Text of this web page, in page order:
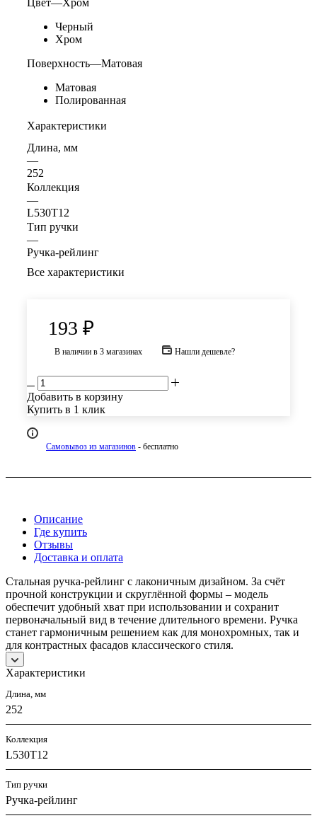
Цвет—Хром
Черный
Хром
Поверхность—Матовая
Матовая
Полированная
Характеристики
Длина, мм
—
252
Коллекция
—
L530T12
Тип ручки
—
Ручка-рейлинг
Все характеристики
193 ₽
В наличии в 3 магазинах Нашли дешевле?
Добавить в корзину
Купить в 1 клик
Самовывоз из магазинов - бесплатно
Описание
Где купить
Отзывы
Доставка и оплата
Стальная ручка-рейлинг с лаконичным дизайном. За счёт
прочной конструкции и скруглённой формы – модель
обеспечит удобный хват при использовании и сохранит
первоначальный вид в течение длительного времени. Ручка
станет гармоничным решением как для монохромных, так и
для контрастных фасадов классического стиля.
Характеристики
Длина, мм
252
Коллекция
L530T12
Тип ручки
Ручка-рейлинг